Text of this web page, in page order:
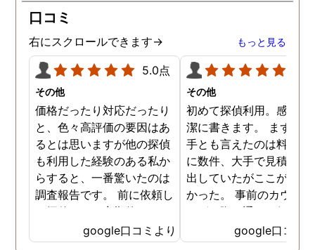
口コミ
右にスクロールできます→ もっと見る
5.0点
その他
価格だったり対応だったり
と、色々高評価の要因はあ
るとは思いますが他の探偵
も利用した経験のある私か
らすると、一番驚いたのは
調査報告です。 前に依頼し
た探偵では、定期的にまと
めて報告がくる為なかなか
実際の現状を把握するのが
google口コミより
その他
初めて探偵利用。感想を
潔に書きます。 まず、
手とも言えたのは料金。
に数件、大手で見積もり
出していたがここが一番
かった。 事前のカウン
ングの際の通りの価格で
途中での追加料金なども
く安心してお任せできた
google口コミ